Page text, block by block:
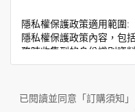
隱私權保護政策適用範圍:
隱私權保護政策內容，包
務時收集到的身份識別資
作與本公司合作時分享的
人員。例如您透過本公司
放連結的廠商也可能蒐集
已閱讀並同意「訂購須知